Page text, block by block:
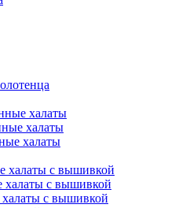
халаты
халаты
халаты
халаты с вышивкой
халаты с вышивкой
халаты с вышивкой